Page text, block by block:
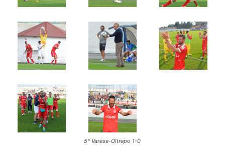
5^ Varese-Oltrepo 1-0